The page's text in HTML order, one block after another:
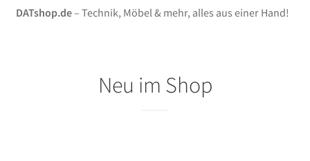
DATshop.de– Technik, Möbel & mehr, alles aus einer Hand!
Neu im Shop